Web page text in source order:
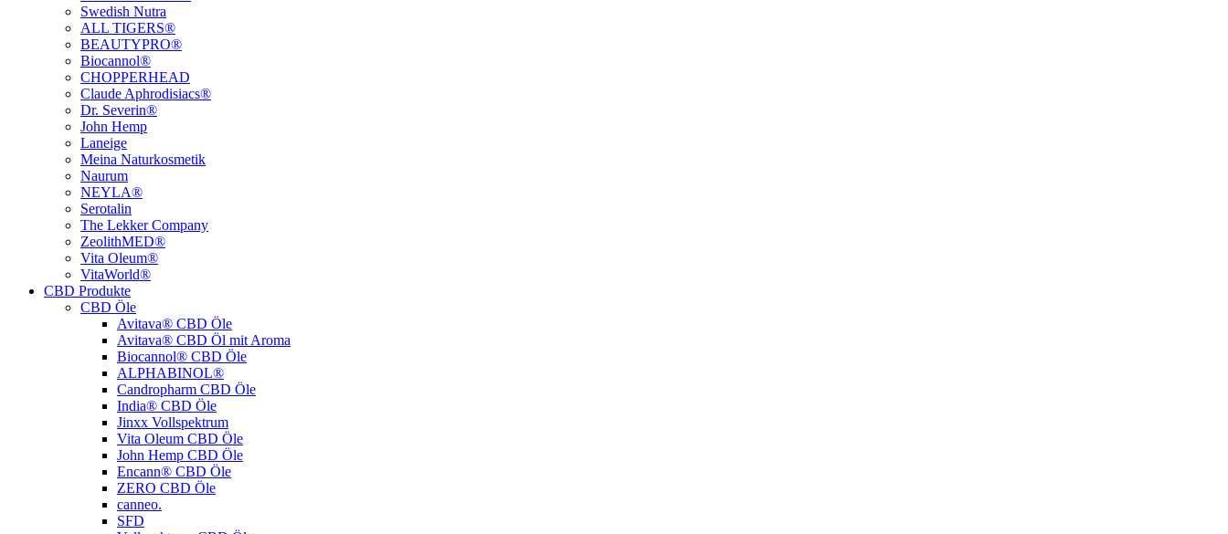
Swedish Nutra
ALL TIGERS®
BEAUTYPRO®
Biocannol®
CHOPPERHEAD
Claude Aphrodisiacs®
Dr. Severin®
John Hemp
Laneige
Meina Naturkosmetik
Naurum
NEYLA®
Serotalin
The Lekker Company
ZeolithMED®
Vita Oleum®
VitaWorld®
CBD Produkte
CBD Öle
Avitava® CBD Öle
Avitava® CBD Öl mit Aroma
Biocannol® CBD Öle
ALPHABINOL®
Candropharm CBD Öle
India® CBD Öle
Jinxx Vollspektrum
Vita Oleum CBD Öle
John Hemp CBD Öle
Encann® CBD Öle
ZERO CBD Öle
canneo.
SFD